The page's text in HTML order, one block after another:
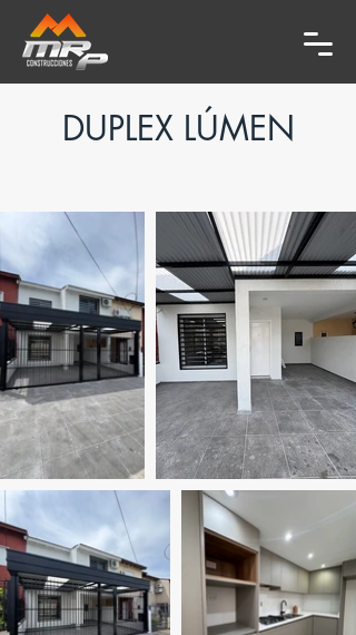
DUPLEX LÚMEN